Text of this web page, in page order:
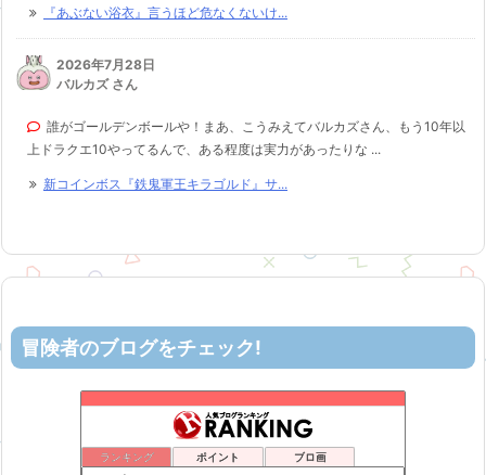
『あぶない浴衣』言うほど危なくないけ...
2026年7月28日
バルカズ さん
誰がゴールデンボールや！まあ、こうみえてバルカズさん、もう10年以
上ドラクエ10やってるんで、ある程度は実力があったりな ...
新コインボス『鉄鬼軍王キラゴルド』サ...
冒険者のブログをチェック!
ランキング ポイント ブロ画
机上の空論-DQ10エアプ日記
54位 ヨモゲーム ドラクエ10攻略ブログ